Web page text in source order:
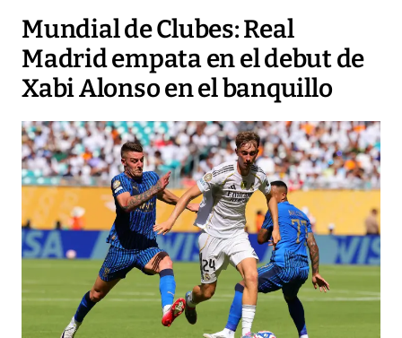
Mundial de Clubes: Real
Madrid empata en el debut de
Xabi Alonso en el banquillo